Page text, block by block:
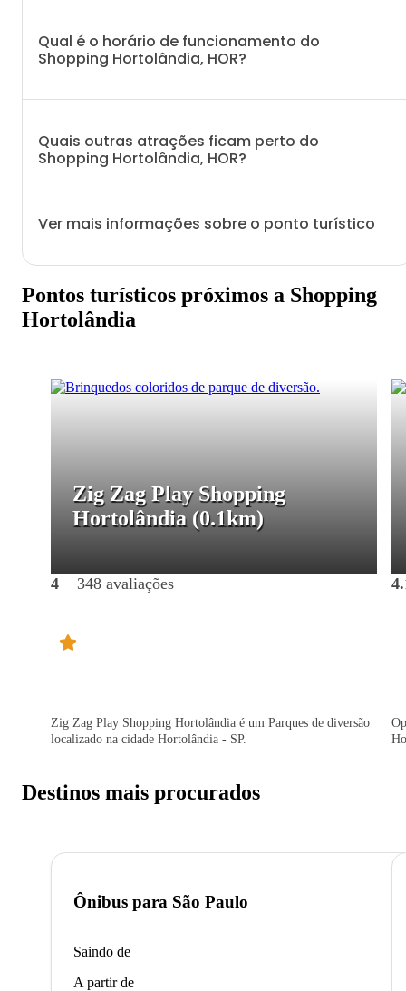
Qual é o horário de funcionamento do
Shopping Hortolândia, HOR?
Quais outras atrações ficam perto do
Shopping Hortolândia, HOR?
Ver mais informações sobre o ponto turístico
Pontos turísticos próximos a Shopping
Hortolândia
Zig Zag Play Shopping
Hortolândia (0.1km)
4 348 avaliações
Zig Zag Play Shopping Hortolândia é um Parques de diversão
localizado na cidade Hortolândia - SP.
Destinos mais procurados
Ônibus para São Paulo
Saindo de
A partir de